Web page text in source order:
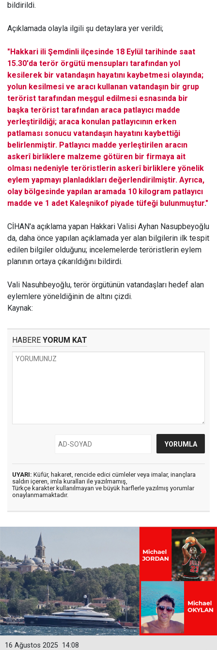
bildirildi.
Açıklamada olayla ilgili şu detaylara yer verildi;
"Hakkari ili Şemdinli ilçesinde 18 Eylül tarihinde saat
15.30'da terör örgütü mensupları tarafından yol
kesilerek bir vatandaşın hayatını kaybetmesi olayında;
yolun kesilmesi ve aracı kullanan vatandaşın bir grup
terörist tarafından meşgul edilmesi esnasında bir
başka terörist tarafından araca patlayıcı madde
yerleştirildiği; araca konulan patlayıcının erken
patlaması sonucu vatandaşın hayatını kaybettiği
belirlenmiştir. Patlayıcı madde yerleştirilen aracın
askerî birliklere malzeme götüren bir firmaya ait
olması nedeniyle teröristlerin askerî birliklere yönelik
eylem yapmayı planladıkları değerlendirilmiştir. Ayrıca,
olay bölgesinde yapılan aramada 10 kilogram patlayıcı
madde ve 1 adet Kaleşnikof piyade tüfeği bulunmuştur."
CİHAN'a açıklama yapan Hakkari Valisi Ayhan Nasupbeyoğlu
da, daha önce yapılan açıklamada yer alan bilgilerin ilk tespit
edilen bilgiler olduğunu; incelemelerde teröristlerin eylem
planının ortaya çıkarıldığını bildirdi.
Vali Nasuhbeyoğlu, terör örgütünün vatandaşları hedef alan
eylemlere yöneldiğinin de altını çizdi.
Kaynak:
HABERE YORUM KAT
UYARI: Küfür, hakaret, rencide edici cümleler veya imalar, inançlara
saldırı içeren, imla kuralları ile yazılmamış,
Türkçe karakter kullanılmayan ve büyük harflerle yazılmış yorumlar
onaylanmamaktadır.
14:08
16 Ağustos 2025